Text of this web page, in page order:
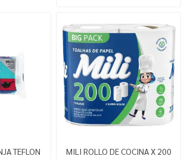
TEFLON
MILI ROLLO DE COCINA X 200